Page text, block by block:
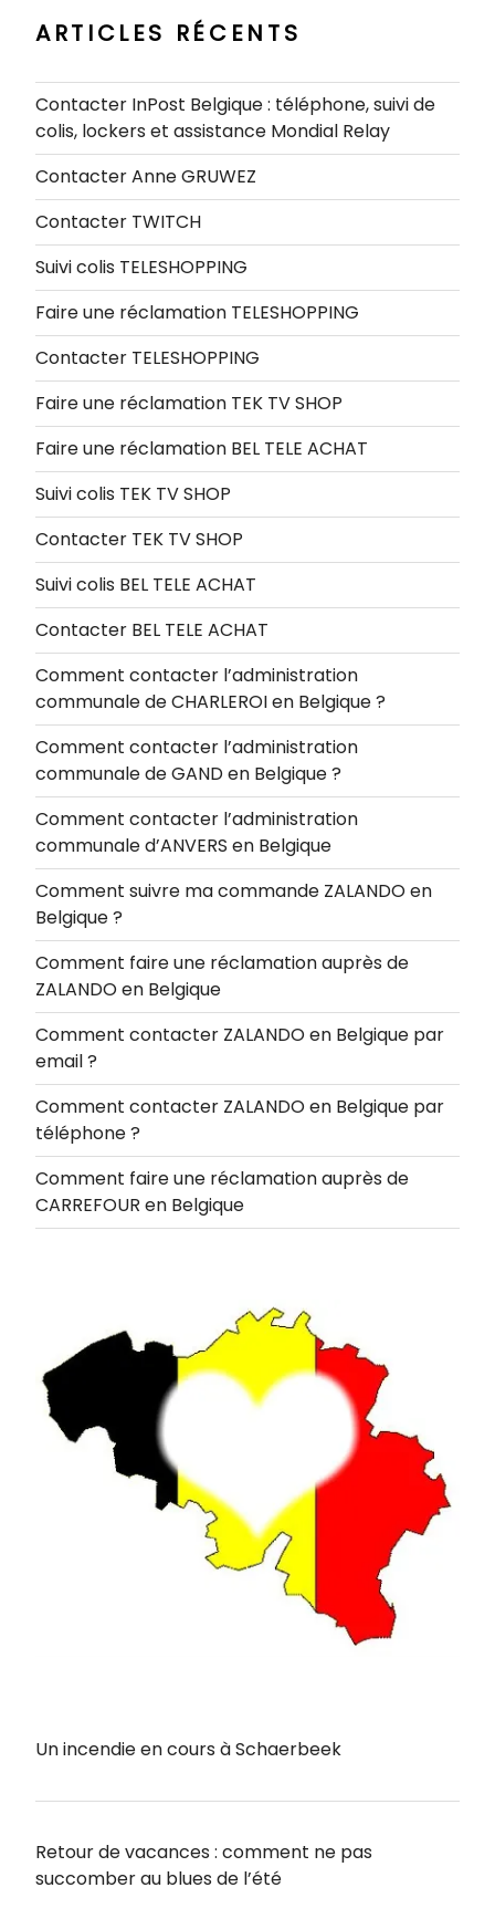
ARTICLES RÉCENTS
Contacter InPost Belgique : téléphone, suivi de
colis, lockers et assistance Mondial Relay
Contacter Anne GRUWEZ
Contacter TWITCH
Suivi colis TELESHOPPING
Faire une réclamation TELESHOPPING
Contacter TELESHOPPING
Faire une réclamation TEK TV SHOP
Faire une réclamation BEL TELE ACHAT
Suivi colis TEK TV SHOP
Contacter TEK TV SHOP
Suivi colis BEL TELE ACHAT
Contacter BEL TELE ACHAT
Comment contacter l’administration
communale de CHARLEROI en Belgique ?
Comment contacter l’administration
communale de GAND en Belgique ?
Comment contacter l’administration
communale d’ANVERS en Belgique
Comment suivre ma commande ZALANDO en
Belgique ?
Comment faire une réclamation auprès de
ZALANDO en Belgique
Comment contacter ZALANDO en Belgique par
email ?
Comment contacter ZALANDO en Belgique par
téléphone ?
Comment faire une réclamation auprès de
CARREFOUR en Belgique
Un incendie en cours à Schaerbeek
Retour de vacances : comment ne pas
succomber au blues de l’été